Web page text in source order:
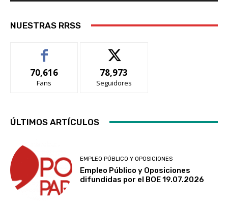
NUESTRAS RRSS
70,616
Fans
78,973
Seguidores
ÚLTIMOS ARTÍCULOS
EMPLEO PÚBLICO Y OPOSICIONES
Empleo Público y Oposiciones
difundidas por el BOE 19.07.2026